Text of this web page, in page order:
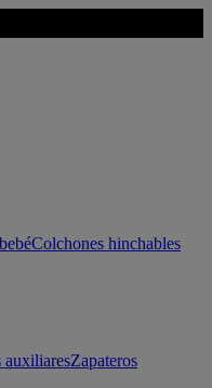
Colchones hinchables
auxiliaresZapateros